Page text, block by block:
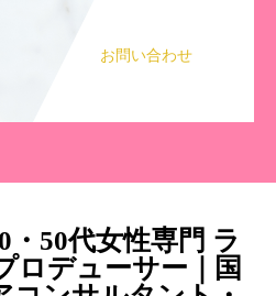
お問い合わせ
・50代女性専門 ラ
ロデューサー｜国